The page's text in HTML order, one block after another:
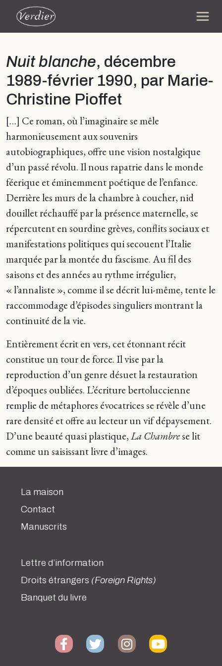
Nuit blanche, décembre
1989-février 1990, par Marie-
Christine Pioffet
[…] Ce roman, où l’imaginaire se mêle
harmonieusement aux souvenirs
autobiographiques, offre une vision nostalgique
d’un passé révolu. Il nous rapatrie dans le monde
féerique et éminemment poétique de l’enfance.
Derrière les murs de la chambre à coucher, nid
douillet réchauffé par la présence maternelle, se
répercutent en sourdine grèves, conflits sociaux et
manifestations politiques qui secouent l’Italie
marquée par la montée du fascisme. Au fil des
saisons et des années au rythme irrégulier,
« l’annaliste », comme il se décrit lui-même, tente le
raccommodage d’épisodes singuliers montrant la
continuité de la vie.
Entièrement écrit en vers, cet étonnant récit
constitue un tour de force. Il vise par la
reproduction d’un genre désuet la restauration
d’époques oubliées. L’écriture bertoluccienne
remplie de métaphores évocatrices se révèle d’une
rare densité et offre au lecteur un vif dépaysement.
D’une beauté quasi plastique,La Chambrese lit
comme un saisissant livre d’images.
La maison
Contact
Manuscrits
Lettre d’information
Droits étrangers (Foreign Rights)
Banquet du livre